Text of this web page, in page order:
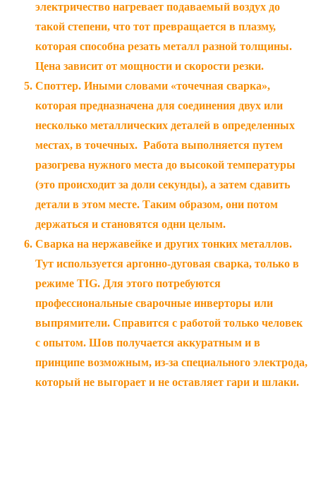
электричество нагревает подаваемый воздух до
такой степени, что тот превращается в плазму,
которая способна резать металл разной толщины.
Цена зависит от мощности и скорости резки.
Споттер. Иными словами «точечная сварка»,
которая предназначена для соединения двух или
несколько металлических деталей в определенных
местах, в точечных. Работа выполняется путем
разогрева нужного места до высокой температуры
(это происходит за доли секунды), а затем сдавить
детали в этом месте. Таким образом, они потом
держаться и становятся одни целым.
Сварка на нержавейке и других тонких металлов.
Тут используется аргонно-дуговая сварка, только в
режиме TIG. Для этого потребуются
профессиональные сварочные инверторы или
выпрямители. Справится с работой только человек
с опытом. Шов получается аккуратным и в
принципе возможным, из-за специального электрода,
который не выгорает и не оставляет гари и шлаки.